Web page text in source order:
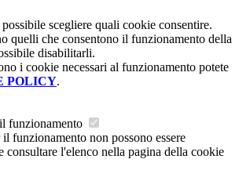
scegliere quali cookie consentire.
quelli che consentono il funzionamento della
disabilitarli.
i cookie necessari al funzionamento potete
POLICY.
funzionamento
funzionamento non possono essere
consultare l'elenco nella pagina della cookie